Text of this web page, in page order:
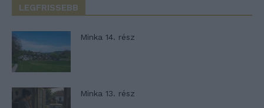
LEGFRISSEBB
Minka 14. rész
Minka 13. rész